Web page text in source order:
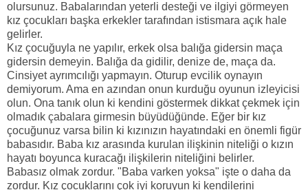
olursunuz. Babalarından yeterli desteği ve ilgiyi görmeyen
kız çocukları başka erkekler tarafından istismara açık hale
gelirler.
Kız çocuğuyla ne yapılır, erkek olsa balığa gidersin maça
gidersin demeyin. Balığa da gidilir, denize de, maça da.
Cinsiyet ayrımcılığı yapmayın. Oturup evcilik oynayın
demiyorum. Ama en azından onun kurduğu oyunun izleyicisi
olun. Ona tanık olun ki kendini göstermek dikkat çekmek için
olmadık çabalara girmesin büyüdüğünde. Eğer bir kız
çocuğunuz varsa bilin ki kızınızın hayatındaki en önemli figür
babasıdır. Baba kız arasında kurulan ilişkinin niteliği o kızın
hayatı boyunca kuracağı ilişkilerin niteliğini belirler.
Babasız olmak zordur. "Baba varken yoksa" işte o daha da
zordur. Kız çocuklarını çok iyi koruyun ki kendilerini